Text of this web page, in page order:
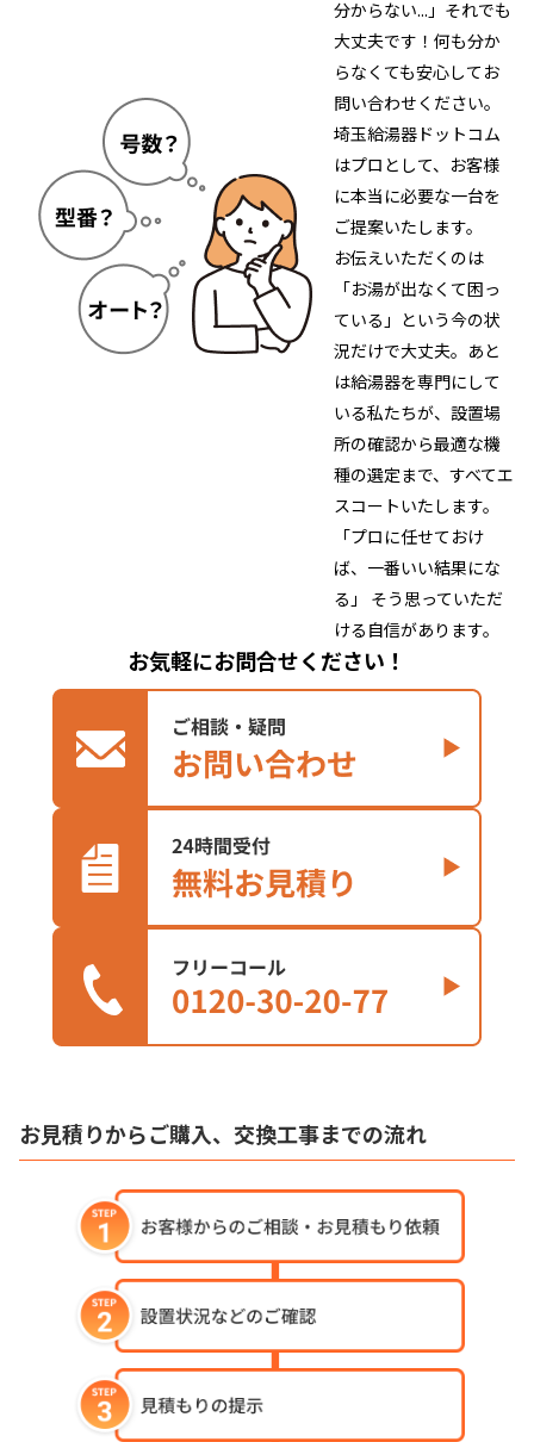
分からない...」それでも
大丈夫です！何も分か
らなくても安心してお
問い合わせください。
埼玉給湯器ドットコム
はプロとして、お客様
に本当に必要な一台を
ご提案いたします。
お伝えいただくのは
「お湯が出なくて困っ
ている」という今の状
況だけで大丈夫。あと
は給湯器を専門にして
いる私たちが、設置場
所の確認から最適な機
種の選定まで、すべてエ
スコートいたします。
「プロに任せておけ
ば、一番いい結果にな
る」 そう思っていただ
ける自信があります。
お気軽にお問合せください！
お見積りからご購入、交換工事までの流れ